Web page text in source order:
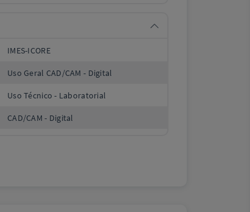
IMES-ICORE
Uso Geral CAD/CAM - Digital
Uso Técnico - Laboratorial
CAD/CAM - Digital